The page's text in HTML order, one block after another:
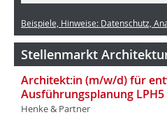
Beispiele, Hinweise: Datenschutz,
Stellenmarkt
Architekt:in (m/w/d) für
Ausführungsplanung
Henke & Partner